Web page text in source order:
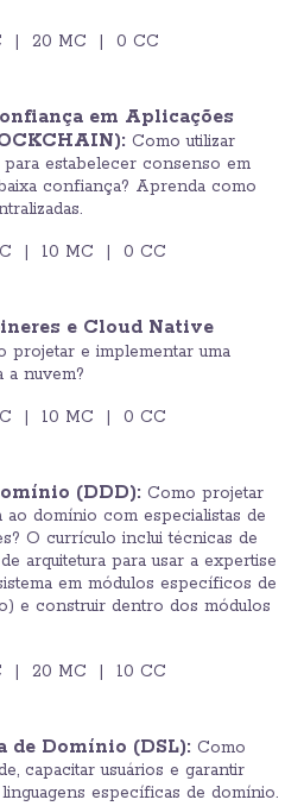
| 20 MC | 0 CC
em Aplicações
Como utilizar
estabelecer consenso em
confiança? Aprenda como
| 10 MC | 0 CC
e Cloud Native
projetar e implementar uma
a nuvem?
| 10 MC | 0 CC
(DDD): Como projetar
ao domínio com especialistas de
O currículo inclui técnicas de
arquitetura para usar a expertise
em módulos específicos de
e construir dentro dos módulos
| 20 MC | 10 CC
de Domínio (DSL): Como
capacitar usuários e garantir
específicas de domínio.